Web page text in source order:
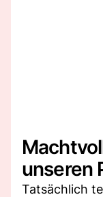
unseren
Tatsächlich